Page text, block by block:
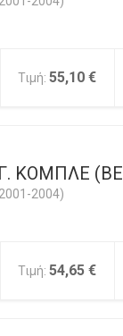
Τιμή: 55,10 €
ΚΟΜΠΛΕ
2004)
Τιμή: 54,65 €